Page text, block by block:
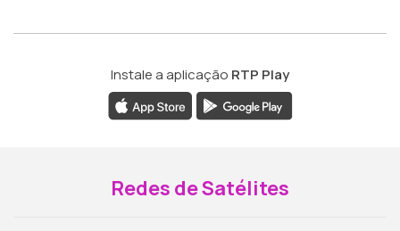
Instale a aplicação RTP Play
Redes de Satélites